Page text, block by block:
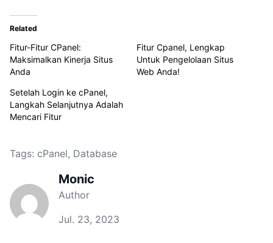
Related
Fitur-Fitur CPanel:
Maksimalkan Kinerja Situs
Anda
Fitur Cpanel, Lengkap
Untuk Pengelolaan Situs
Web Anda!
Setelah Login ke cPanel,
Langkah Selanjutnya Adalah
Mencari Fitur
Tags: cPanel, Database
Monic
Author
Jul. 23, 2023